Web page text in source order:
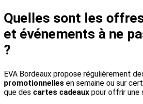
Quelles sont les
et événements à ne
?
EVA Bordeaux propose régulièrement
promotionnelles en semaine ou sur
que des cartes cadeaux pour offrir une